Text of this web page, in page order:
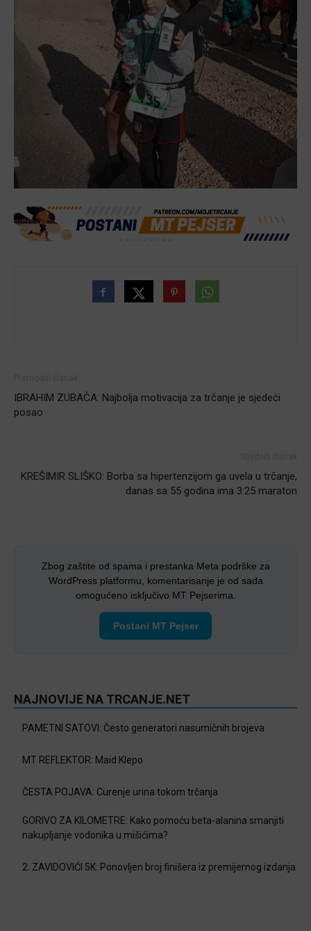
IBRAHIM ZUBAČA: Najbolja motivacija za trčanje je sjedeći
posao
KREŠIMIR SLIŠKO: Borba sa hipertenzijom ga uvela u trčanje,
danas sa 55 godina ima 3:25 maraton
Zbog zaštite od spama i prestanka Meta podrške za
WordPress platformu, komentarisanje je od sada
omogućeno isključivo MT Pejserima.
Postani MT Pejser
NAJNOVIJE NA TRCANJE.NET
PAMETNI SATOVI: Često generatori nasumičnih brojeva
MT REFLEKTOR: Maid Klepo
ČESTA POJAVA: Curenje urina tokom trčanja
GORIVO ZA KILOMETRE: Kako pomoću beta-alanina smanjiti
nakupljanje vodonika u mišićima?
2. ZAVIDOVIĆI 5K: Ponovljen broj finišera iz premijernog izdanja